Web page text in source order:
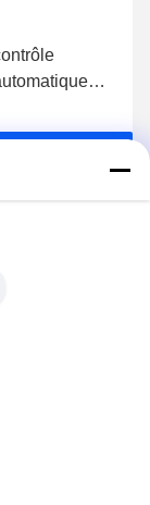
poids rapides